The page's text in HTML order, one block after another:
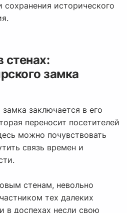
исторического
стенах:
замка
заключается в его
переносит посетителей
можно почувствовать
связь времен и
стенам, невольно
тех далеких
в доспехах несли свою